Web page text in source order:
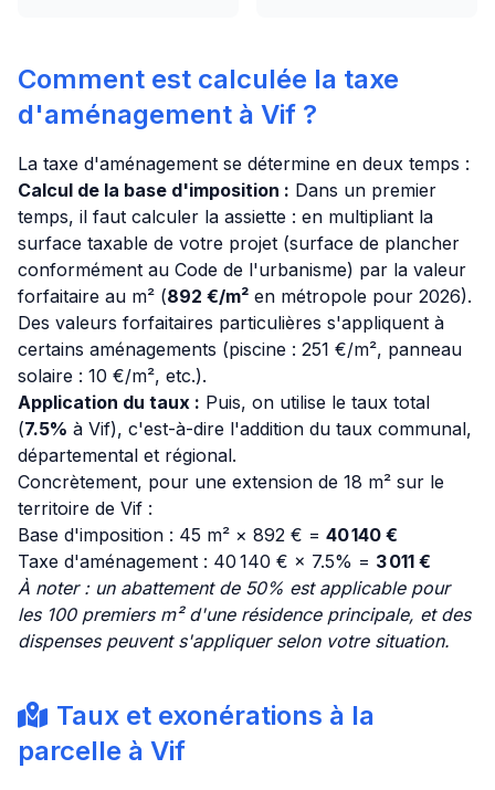
Comment est calculée la taxe
d'aménagement à Vif ?
La taxe d'aménagement se détermine en deux temps :
Calcul de la base d'imposition : Dans un premier
temps, il faut calculer la assiette : en multipliant la
surface taxable de votre projet (surface de plancher
conformément au Code de l'urbanisme) par la valeur
forfaitaire au m² (892 €/m² en métropole pour 2026).
Des valeurs forfaitaires particulières s'appliquent à
certains aménagements (piscine : 251 €/m², panneau
solaire : 10 €/m², etc.).
Application du taux : Puis, on utilise le taux total
(7.5% à Vif), c'est-à-dire l'addition du taux communal,
départemental et régional.
Concrètement, pour une extension de 18 m² sur le
territoire de Vif :
Base d'imposition : 45 m² × 892 € = 40 140 €
Taxe d'aménagement : 40 140 € × 7.5% = 3 011 €
À noter : un abattement de 50% est applicable pour
les 100 premiers m² d'une résidence principale, et des
dispenses peuvent s'appliquer selon votre situation.
Taux et exonérations à la
parcelle à Vif